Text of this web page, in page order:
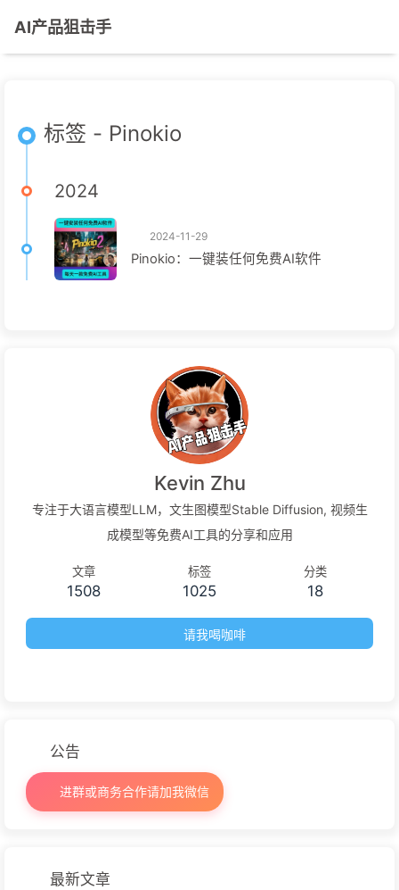
AI产品狙击手
标签 - Pinokio
2024
2024-11-29
Pinokio：一键装任何免费AI软件
Kevin Zhu
专注于大语言模型LLM，文生图模型Stable Diffusion, 视频生
成模型等免费AI工具的分享和应用
文章
1508
标签
1025
分类
18
请我喝咖啡
公告
进群或商务合作请加我微信
最新文章